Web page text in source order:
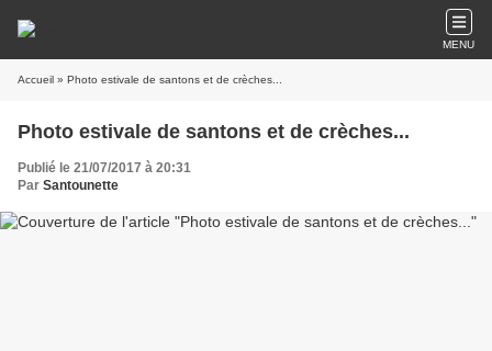
MENU
Accueil » Photo estivale de santons et de crèches...
Photo estivale de santons et de crèches...
Publié le 21/07/2017 à 20:31
Par Santounette